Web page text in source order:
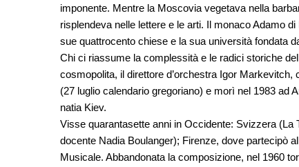
imponente. Mentre la Moscovia vegetava nella
risplendeva nelle lettere e le arti. Il monaco Adamo
sue quattrocento chiese e la sua università fondata
Chi ci riassume la complessità e le radici storiche
cosmopolita, il direttore d’orchestra Igor Markevitch,
(27 luglio calendario gregoriano) e morì nel 1983 ad
natia Kiev.
Visse quarantasette anni in Occidente: Svizzera
docente Nadia Boulanger); Firenze, dove partecipò
Musicale. Abbandonata la composizione, nel 1960